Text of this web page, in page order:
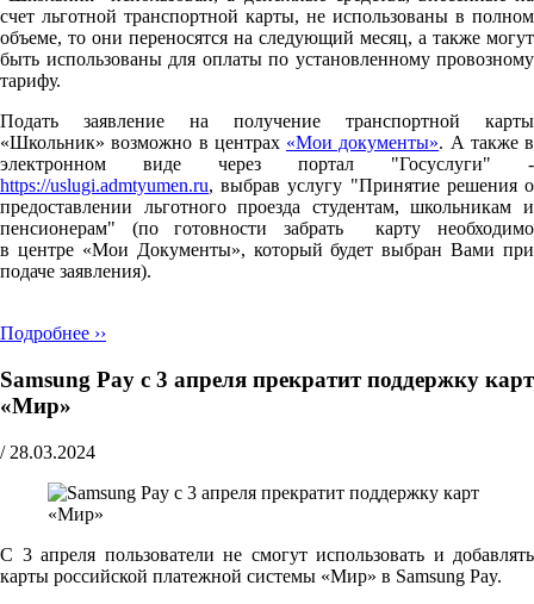
счет льготной транспортной карты, не использованы в полном
объеме, то они переносятся на следующий месяц, а также могут
быть использованы для оплаты по установленному провозному
тарифу.
Подать заявление на получение транспортной карты
«Школьник» возможно в центрах «Мои документы». А также в
электронном виде через портал "Госуслуги" -
https://uslugi.admtyumen.ru, выбрав услугу "Принятие решения о
предоставлении льготного проезда студентам, школьникам и
пенсионерам" (по готовности забрать карту необходимо
в центре «Мои Документы», который будет выбран Вами при
подаче заявления).
Подробнее ››
Samsung Pay с 3 апреля прекратит поддержку карт
«Мир»
/ 28.03.2024
С 3 апреля пользователи не смогут использовать и добавлять
карты российской платежной системы «Мир» в Samsung Pay.